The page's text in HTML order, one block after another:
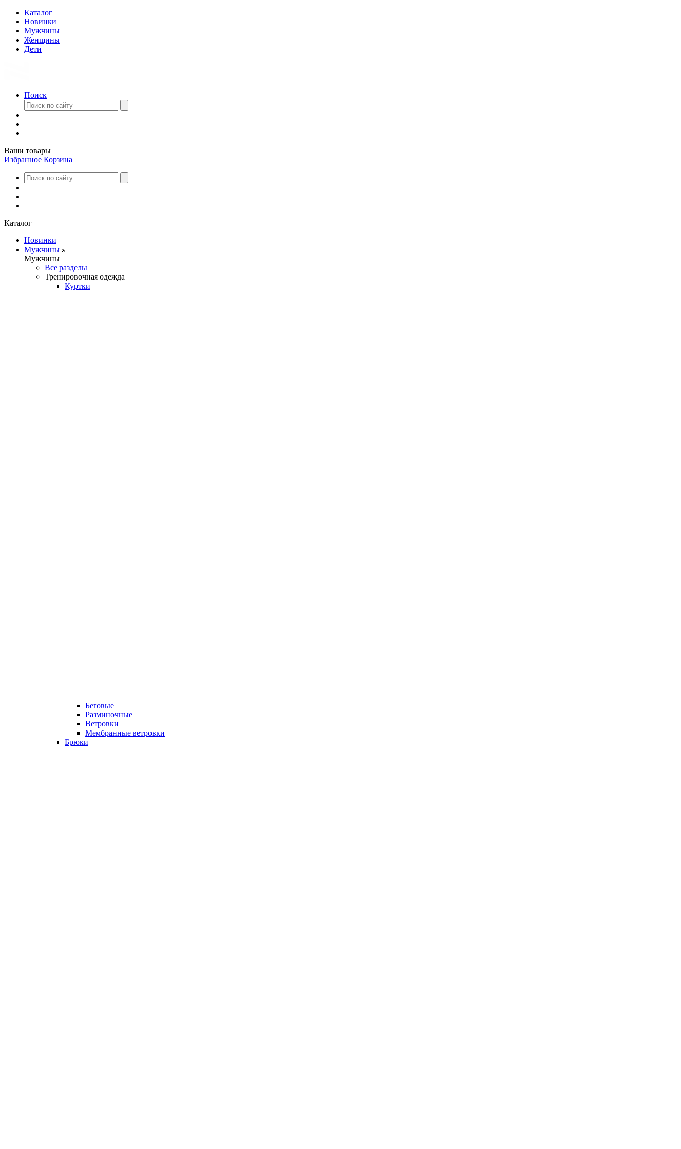
Каталог
Новинки
Мужчины
Женщины
Дети
Поиск
Ваши товары
Избранное Корзина
Каталог
Новинки
Мужчины
Мужчины
Все разделы
Тренировочная одежда
Куртки
Беговые
Разминочные
Ветровки
Мембранные ветровки
Брюки